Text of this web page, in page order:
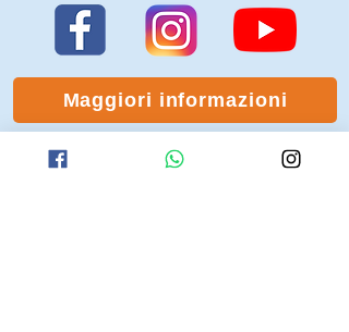
Maggiori informazioni